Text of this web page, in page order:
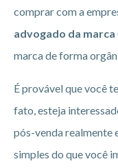
comprar com a
advogado da marca
marca de forma
É provável que você
fato, esteja
pós-venda realmente
simples do que você